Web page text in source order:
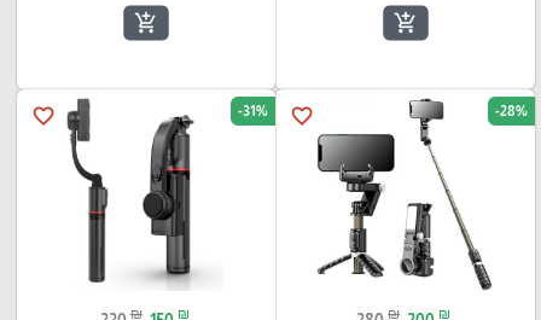
add_shopping_cart
add_shopping_cart
favorite_border -28%
₪ ₪
favorite_border -31%
₪ ₪